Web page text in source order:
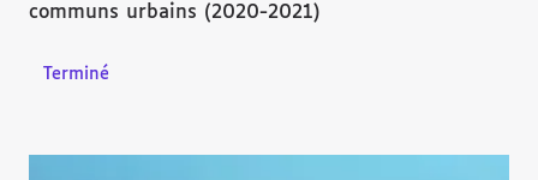
communs urbains (2020-2021)
Terminé